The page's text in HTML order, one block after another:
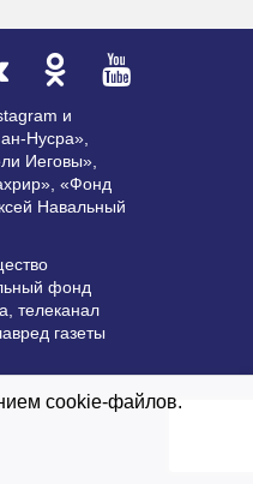
и
Нусра»,
Иеговы»,
«Фонд
Навальный
фонд
телеканал
газеты
cookie-файлов.